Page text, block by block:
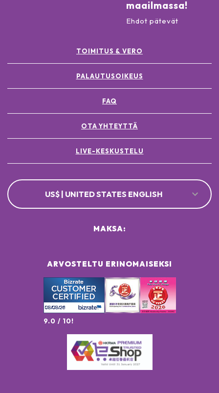
maailmassa!
Ehdot pätevät
TOIMITUS & VERO
PALAUTUSOIKEUS
FAQ
OTA YHTEYTTÄ
LIVE-KESKUSTELU
US$ | UNITED STATES ENGLISH
ARVOSTELTU ERINOMAISEKSI
9.0 / 10!
MAKSA: